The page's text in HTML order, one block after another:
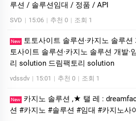
루션 / 솔루션임대 / 정품 / API
SVD | 15:06 | 추천 0 | 조회 1
New
토토사이트 솔루션·카지노 솔루션
토사이트 솔루션·카지노 솔루션 개발·
리 solution 드림팩토리 solution
vdssdv | 15:01 | 추천 0 | 조회 1
New
카지노 솔루션 ,★ 탤 레 :
션 #카지노 #솔루션 #임대 #카지노사